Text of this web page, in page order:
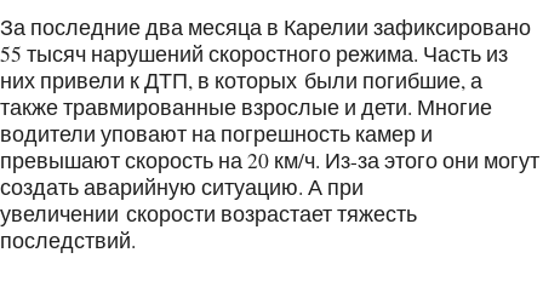
За последние два месяца в Карелии зафиксировано
55 тысяч нарушений скоростного режима. Часть из
них привели к ДТП, в которых были погибшие, а
также травмированные взрослые и дети. Многие
водители уповают на погрешность камер и
превышают скорость на 20 км/ч. Из-за этого они могут
создать аварийную ситуацию. А при
увеличении скорости возрастает тяжесть
последствий.